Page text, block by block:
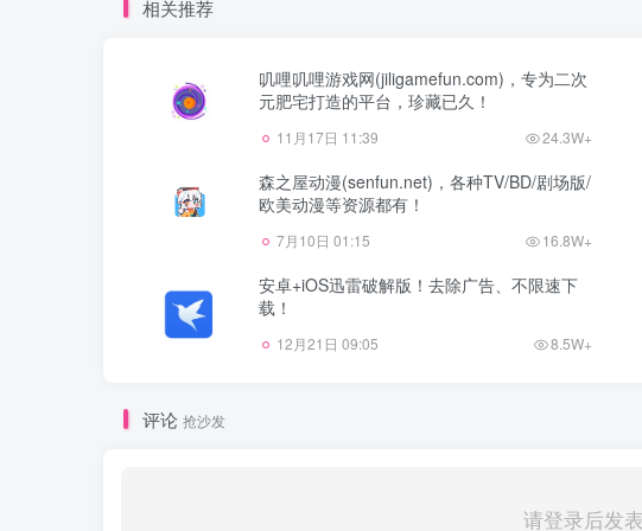
相关推荐
叽哩叽哩游戏网(jiligamefun.com)，专为二次
元肥宅打造的平台，珍藏已久！
11月17日 11:39 24.3W+
森之屋动漫(senfun.net)，各种TV/BD/剧场版/
欧美动漫等资源都有！
7月10日 01:15 16.8W+
安卓+iOS迅雷破解版！去除广告、不限速下
载！
12月21日 09:05 8.5W+
评论 抢沙发
请登录后发